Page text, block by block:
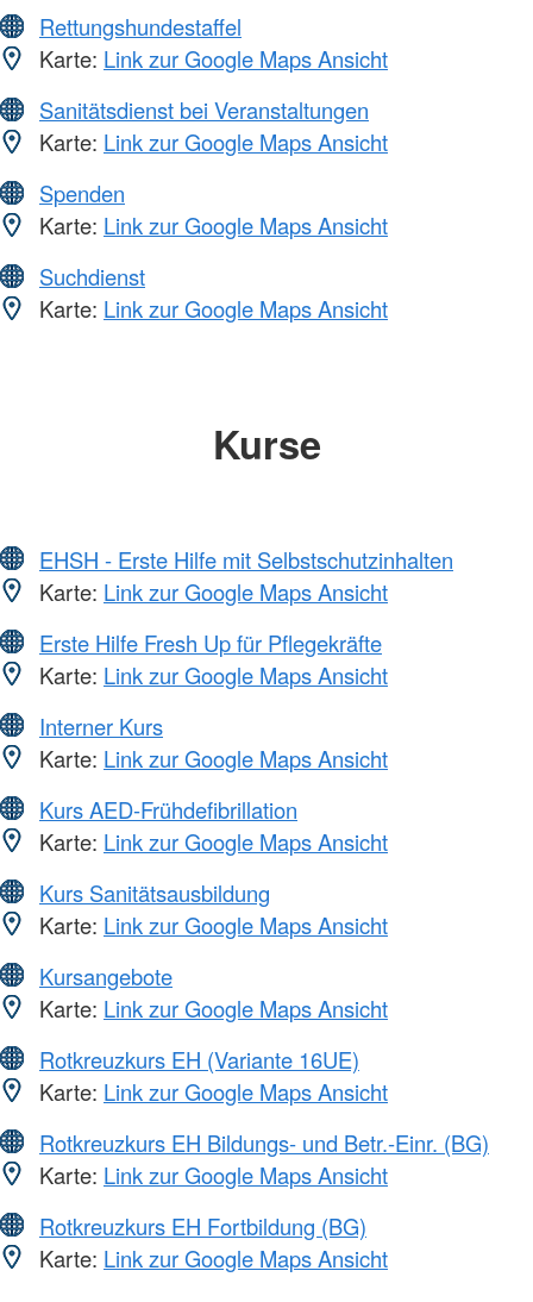
Rettungshundestaffel
Karte: Link zur Google Maps Ansicht
Sanitätsdienst bei Veranstaltungen
Karte: Link zur Google Maps Ansicht
Spenden
Karte: Link zur Google Maps Ansicht
Suchdienst
Karte: Link zur Google Maps Ansicht
Kurse
EHSH - Erste Hilfe mit Selbstschutzinhalten
Karte: Link zur Google Maps Ansicht
Erste Hilfe Fresh Up für Pflegekräfte
Karte: Link zur Google Maps Ansicht
Interner Kurs
Karte: Link zur Google Maps Ansicht
Kurs AED-Frühdefibrillation
Karte: Link zur Google Maps Ansicht
Kurs Sanitätsausbildung
Karte: Link zur Google Maps Ansicht
Kursangebote
Karte: Link zur Google Maps Ansicht
Rotkreuzkurs EH (Variante 16UE)
Karte: Link zur Google Maps Ansicht
Rotkreuzkurs EH Bildungs- und Betr.-Einr. (BG)
Karte: Link zur Google Maps Ansicht
Rotkreuzkurs EH Fortbildung (BG)
Karte: Link zur Google Maps Ansicht